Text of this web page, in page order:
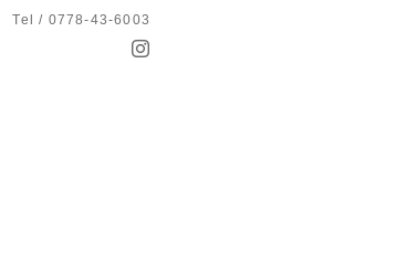
Tel / 0778-43-6003